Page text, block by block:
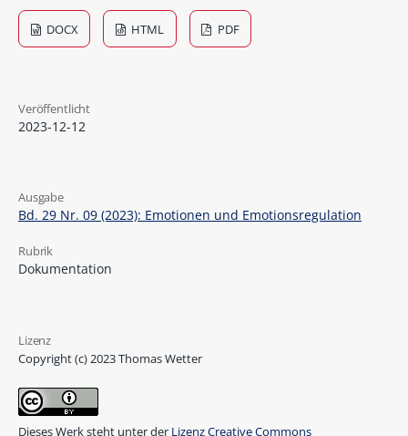
DOCX HTML PDF
Veröffentlicht
2023-12-12
Ausgabe
Bd. 29 Nr. 09 (2023): Emotionen und Emotionsregulation
Rubrik
Dokumentation
Lizenz
Copyright (c) 2023 Thomas Wetter
Dieses Werk steht unter der Lizenz Creative Commons